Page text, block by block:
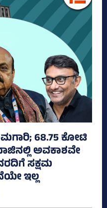
68.75 ಕೋಟಿ
ಅವಕಾಶವೇ
ಸಕ್ಷಮ
ಇಲ್ಲ